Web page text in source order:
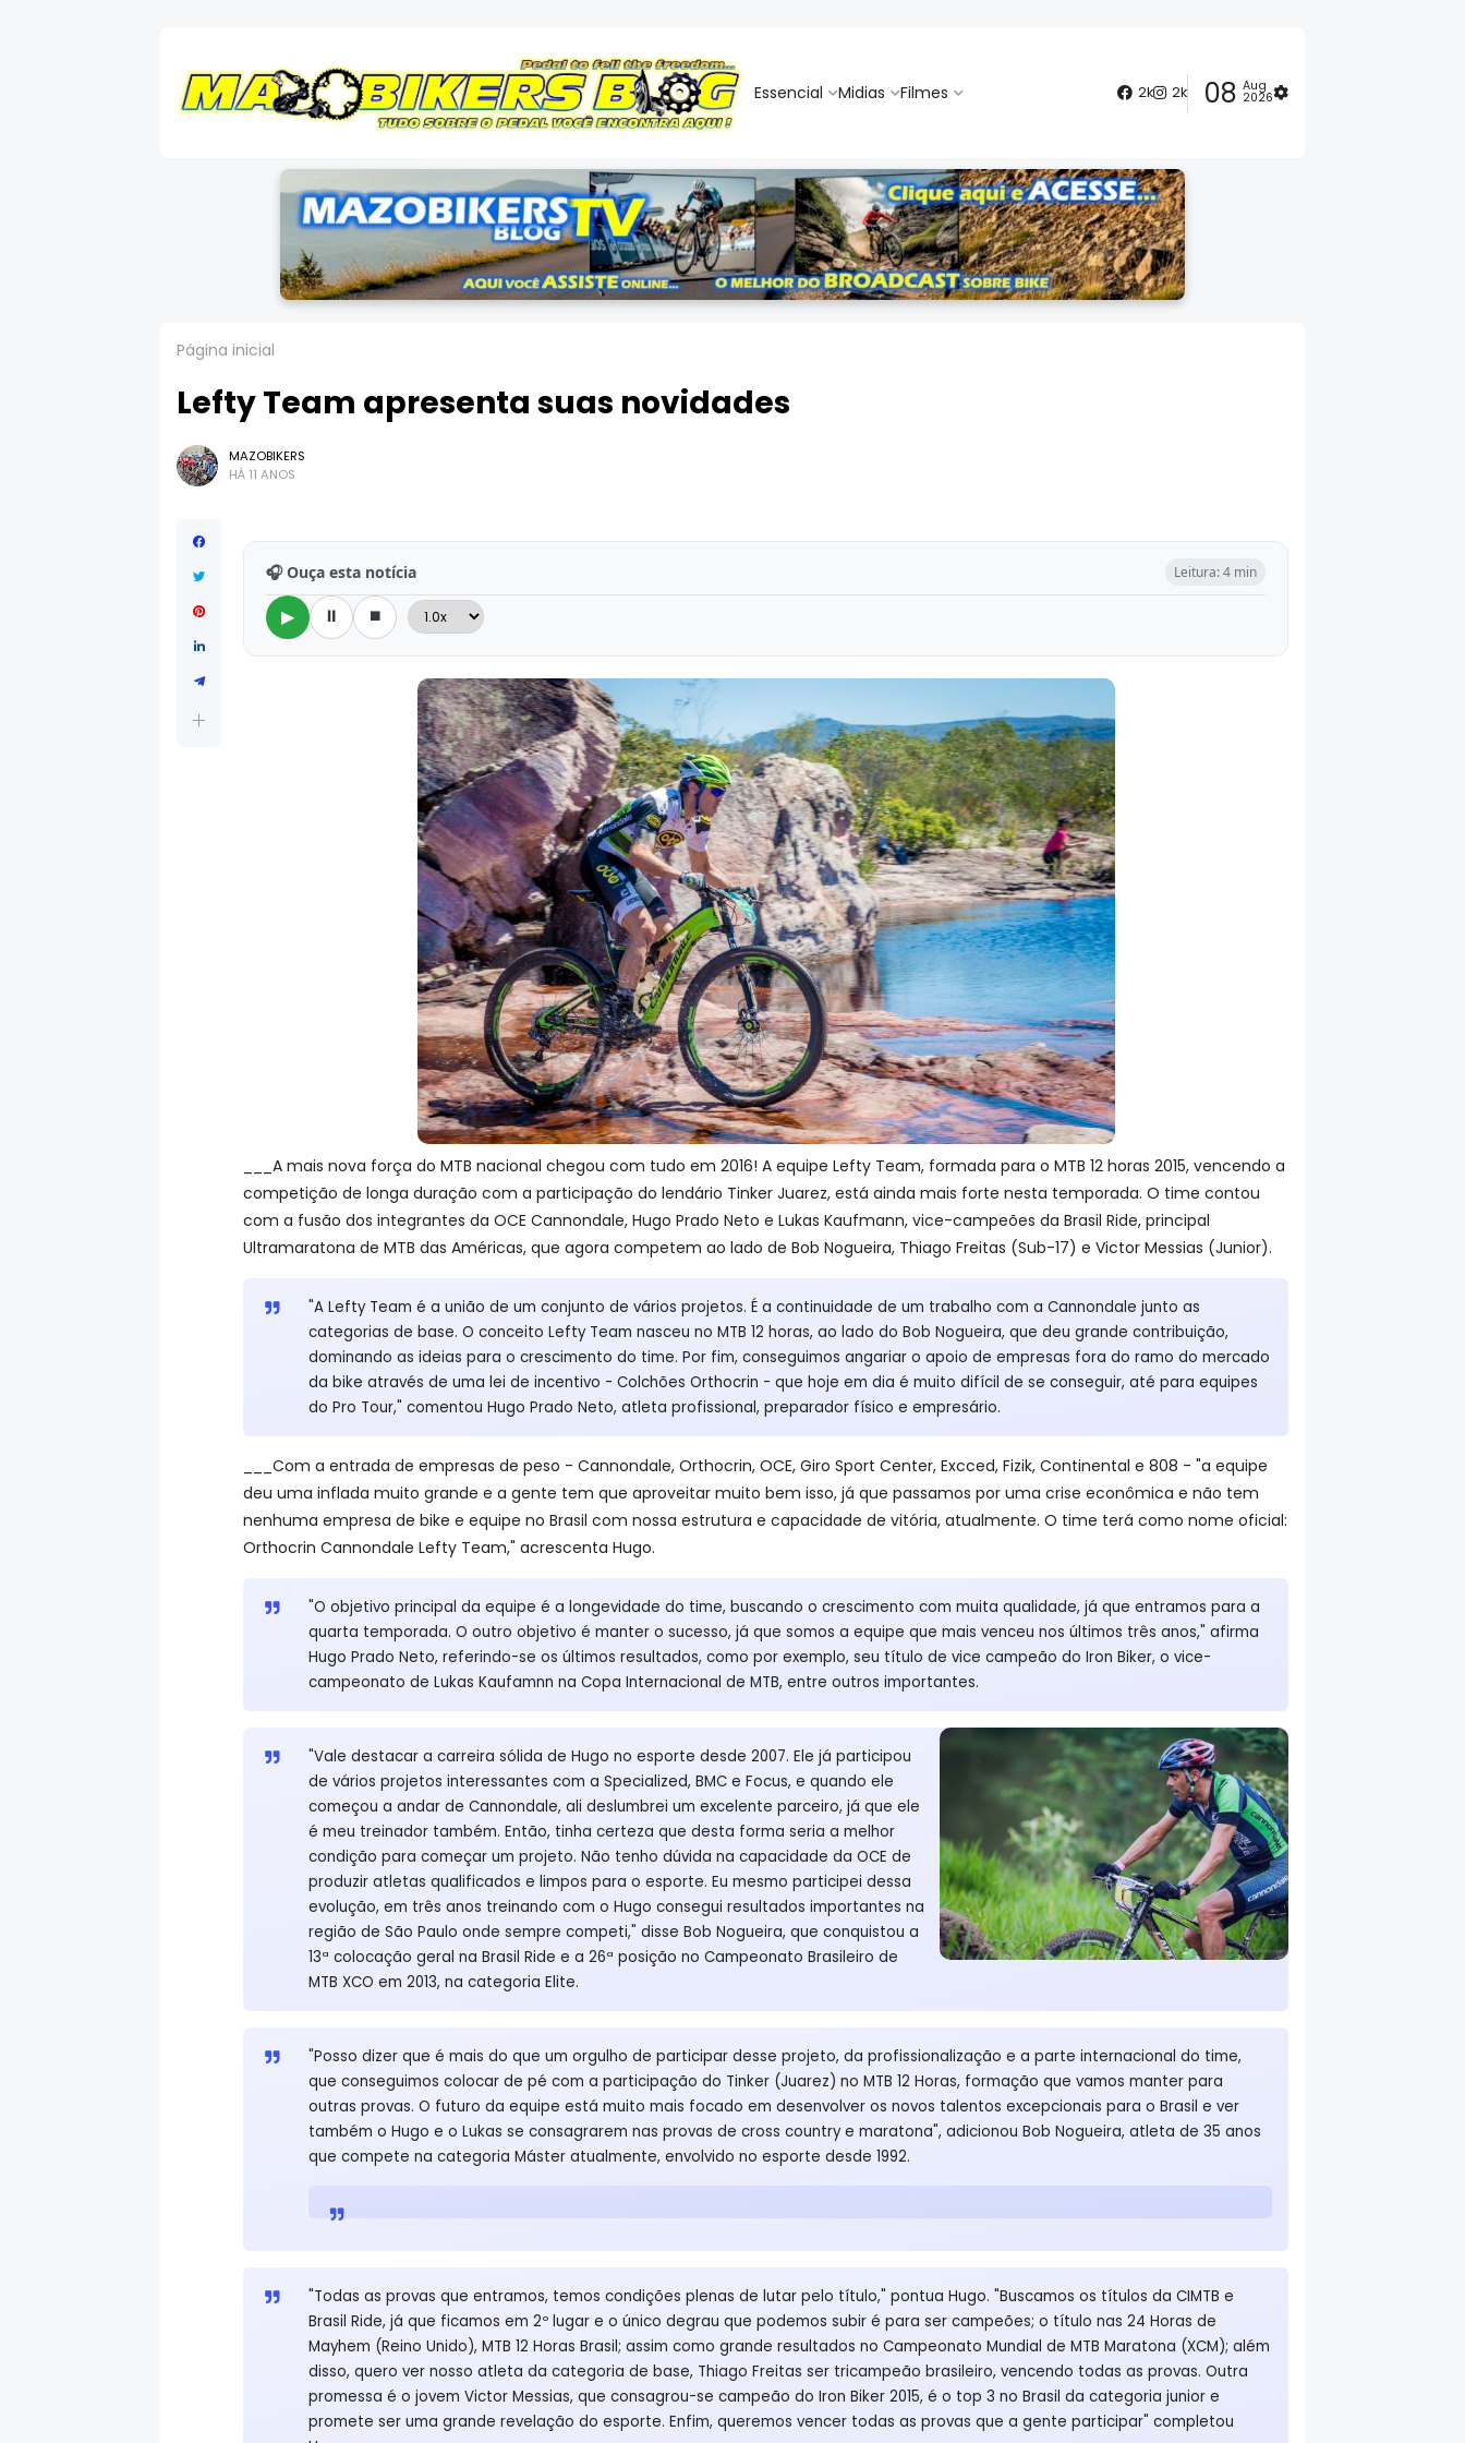
Essencial Midias Filmes 2k 2k 08 Aug
2026
Página inicial
Lefty Team apresenta suas novidades
MAZOBIKERS
HÁ 11 ANOS
🎧 Ouça esta notícia Leitura: 4 min
▶ ⏸ ⏹
___A mais nova força do MTB nacional chegou com tudo em 2016! A equipe Lefty Team, formada para o MTB 12 horas 2015, vencendo a
competição de longa duração com a participação do lendário Tinker Juarez, está ainda mais forte nesta temporada. O time contou
com a fusão dos integrantes da OCE Cannondale, Hugo Prado Neto e Lukas Kaufmann, vice-campeões da Brasil Ride, principal
Ultramaratona de MTB das Américas, que agora competem ao lado de Bob Nogueira, Thiago Freitas (Sub-17) e Victor Messias (Junior).
"A Lefty Team é a união de um conjunto de vários projetos. É a continuidade de um trabalho com a Cannondale junto as
categorias de base. O conceito Lefty Team nasceu no MTB 12 horas, ao lado do Bob Nogueira, que deu grande contribuição,
dominando as ideias para o crescimento do time. Por fim, conseguimos angariar o apoio de empresas fora do ramo do mercado
da bike através de uma lei de incentivo - Colchões Orthocrin - que hoje em dia é muito difícil de se conseguir, até para equipes
do Pro Tour," comentou Hugo Prado Neto, atleta profissional, preparador físico e empresário.
___Com a entrada de empresas de peso - Cannondale, Orthocrin, OCE, Giro Sport Center, Excced, Fizik, Continental e 808 - "a equipe
deu uma inflada muito grande e a gente tem que aproveitar muito bem isso, já que passamos por uma crise econômica e não tem
nenhuma empresa de bike e equipe no Brasil com nossa estrutura e capacidade de vitória, atualmente. O time terá como nome oficial:
Orthocrin Cannondale Lefty Team," acrescenta Hugo.
"O objetivo principal da equipe é a longevidade do time, buscando o crescimento com muita qualidade, já que entramos para a
quarta temporada. O outro objetivo é manter o sucesso, já que somos a equipe que mais venceu nos últimos três anos," afirma
Hugo Prado Neto, referindo-se os últimos resultados, como por exemplo, seu título de vice campeão do Iron Biker, o vice-
campeonato de Lukas Kaufamnn na Copa Internacional de MTB, entre outros importantes.
"Vale destacar a carreira sólida de Hugo no esporte desde 2007. Ele já participou
de vários projetos interessantes com a Specialized, BMC e Focus, e quando ele
começou a andar de Cannondale, ali deslumbrei um excelente parceiro, já que ele
é meu treinador também. Então, tinha certeza que desta forma seria a melhor
condição para começar um projeto. Não tenho dúvida na capacidade da OCE de
produzir atletas qualificados e limpos para o esporte. Eu mesmo participei dessa
evolução, em três anos treinando com o Hugo consegui resultados importantes na
região de São Paulo onde sempre competi," disse Bob Nogueira, que conquistou a
13ª colocação geral na Brasil Ride e a 26ª posição no Campeonato Brasileiro de
MTB XCO em 2013, na categoria Elite.
"Posso dizer que é mais do que um orgulho de participar desse projeto, da profissionalização e a parte internacional do time,
que conseguimos colocar de pé com a participação do Tinker (Juarez) no MTB 12 Horas, formação que vamos manter para
outras provas. O futuro da equipe está muito mais focado em desenvolver os novos talentos excepcionais para o Brasil e ver
também o Hugo e o Lukas se consagrarem nas provas de cross country e maratona", adicionou Bob Nogueira, atleta de 35 anos
que compete na categoria Máster atualmente, envolvido no esporte desde 1992.
"Todas as provas que entramos, temos condições plenas de lutar pelo título," pontua Hugo. "Buscamos os títulos da CIMTB e
Brasil Ride, já que ficamos em 2º lugar e o único degrau que podemos subir é para ser campeões; o título nas 24 Horas de
Mayhem (Reino Unido), MTB 12 Horas Brasil; assim como grande resultados no Campeonato Mundial de MTB Maratona (XCM); além
disso, quero ver nosso atleta da categoria de base, Thiago Freitas ser tricampeão brasileiro, vencendo todas as provas. Outra
promessa é o jovem Victor Messias, que consagrou-se campeão do Iron Biker 2015, é o top 3 no Brasil da categoria junior e
promete ser uma grande revelação do esporte. Enfim, queremos vencer todas as provas que a gente participar" completou